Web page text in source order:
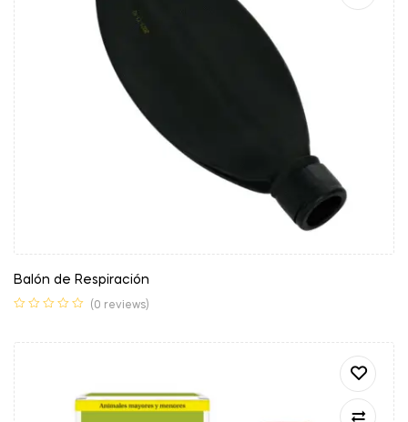
Balón de Respiración
(0 reviews)